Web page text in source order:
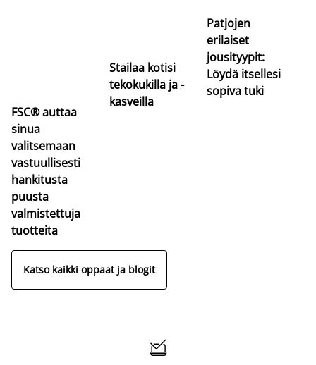
FSC® auttaa
sinua
valitsemaan
vastuullisesti
hankitusta
puusta
valmistettuja
tuotteita
Stailaa kotisi
tekokukilla ja -
kasveilla
Patjojen
erilaiset
jousityypit:
Löydä itsellesi
sopiva tuki
Katso kaikki oppaat ja blogit
